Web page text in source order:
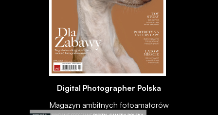
Digital Photographer Polska
Magazyn ambitnych fotoamatorów